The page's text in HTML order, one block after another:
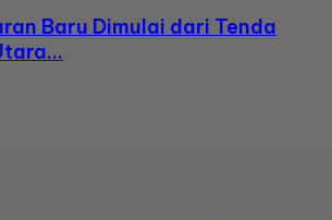
Baru Dimulai dari Tenda